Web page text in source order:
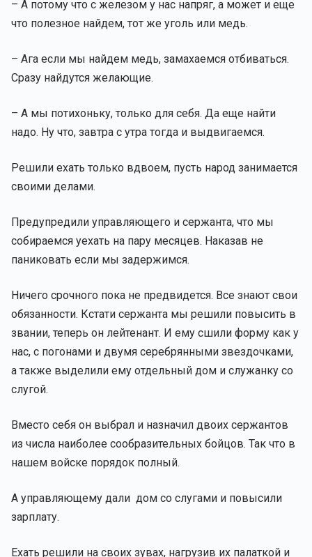
– А потому что с железом у нас напряг, а может и еще
что полезное найдем, тот же уголь или медь.
– Ага если мы найдем медь, замахаемся отбиваться.
Сразу найдутся желающие.
– А мы потихоньку, только для себя. Да еще найти
надо. Ну что, завтра с утра тогда и выдвигаемся.
Решили ехать только вдвоем, пусть народ занимается
своими делами.
Предупредили управляющего и сержанта, что мы
собираемся уехать на пару месяцев. Наказав не
паниковать если мы задержимся.
Ничего срочного пока не предвидется. Все знают свои
обязанности. Кстати сержанта мы решили повысить в
звании, теперь он лейтенант. И ему сшили форму как у
нас, с погонами и двумя серебрянными звездочками,
а также выделили ему отдельный дом и служанку со
слугой.
Вместо себя он выбрал и назначил двоих сержантов
из числа наиболее сообразительных бойцов. Так что в
нашем войске порядок полный.
А управляющему дали дом со слугами и повысили
зарплату.
Ехать решили на своих зувах, нагрузив их палаткой и